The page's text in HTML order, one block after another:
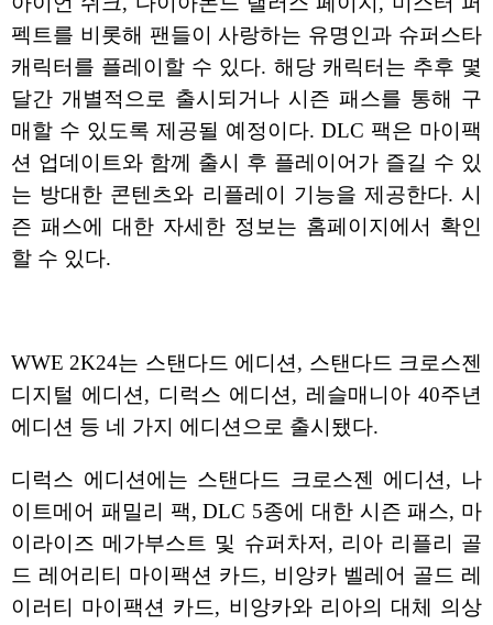
펙트를 비롯해 팬들이 사랑하는 유명인과 슈퍼스타
캐릭터를 플레이할 수 있다. 해당 캐릭터는 추후 몇
달간 개별적으로 출시되거나 시즌 패스를 통해 구
매할 수 있도록 제공될 예정이다. DLC 팩은 마이팩
션 업데이트와 함께 출시 후 플레이어가 즐길 수 있
는 방대한 콘텐츠와 리플레이 기능을 제공한다. 시
즌 패스에 대한 자세한 정보는 홈페이지에서 확인
할 수 있다.
WWE 2K24는 스탠다드 에디션, 스탠다드 크로스젠
디지털 에디션, 디럭스 에디션, 레슬매니아 40주년
에디션 등 네 가지 에디션으로 출시됐다.
디럭스 에디션에는 스탠다드 크로스젠 에디션, 나
이트메어 패밀리 팩, DLC 5종에 대한 시즌 패스, 마
이라이즈 메가부스트 및 슈퍼차저, 리아 리플리 골
드 레어리티 마이팩션 카드, 비앙카 벨레어 골드 레
이러티 마이팩션 카드, 비앙카와 리아의 대체 의상